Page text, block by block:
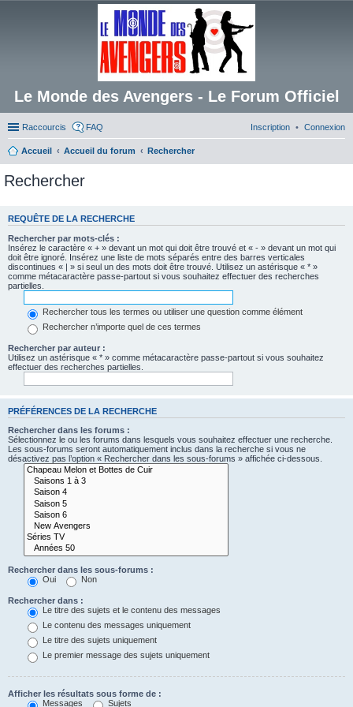
Le Monde des Avengers - Le Forum Officiel
Raccourcis FAQ Connexion
Inscription
Accueil Accueil du forum Rechercher
Rechercher
REQUÊTE DE LA RECHERCHE
Rechercher par mots-clés :
Insérez le caractère « + » devant un mot qui doit être trouvé et « - » devant un mot qui
doit être ignoré. Insérez une liste de mots séparés entre des barres verticales
discontinues « | » si seul un des mots doit être trouvé. Utilisez un astérisque « * »
comme métacaractère passe-partout si vous souhaitez effectuer des recherches
partielles.
Rechercher tous les termes ou utiliser une question comme élément
Rechercher n’importe quel de ces termes
Rechercher par auteur :
Utilisez un astérisque « * » comme métacaractère passe-partout si vous souhaitez
effectuer des recherches partielles.
PRÉFÉRENCES DE LA RECHERCHE
Rechercher dans les forums :
Sélectionnez le ou les forums dans lesquels vous souhaitez effectuer une recherche.
Les sous-forums seront automatiquement inclus dans la recherche si vous ne
désactivez pas l’option « Rechercher dans les sous-forums » affichée ci-dessous.
Rechercher dans les sous-forums :
Oui
Non
Rechercher dans :
Le titre des sujets et le contenu des messages
Le contenu des messages uniquement
Le titre des sujets uniquement
Le premier message des sujets uniquement
Afficher les résultats sous forme de :
Messages
Sujets